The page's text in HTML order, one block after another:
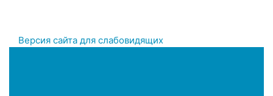
Версия сайта для слабовидящих